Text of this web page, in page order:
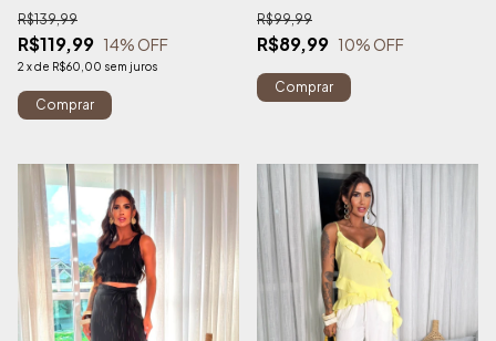
R$119,99
R$139,99
14% OFF
2 xde R$60,00 sem juros
Comprar
R$89,99
R$99,99
10% OFF
Comprar